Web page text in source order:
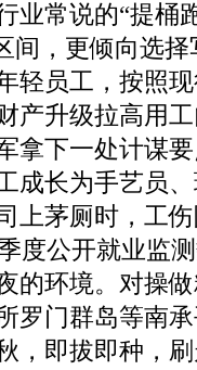
业常说的“提桶
间，更倾向选
轻员工，按照
产升级拉高用
拿下一处计谋
成长为手艺员
上茅厕时，工
度公开就业监
的环境。对操
罗门群岛等南
，即拔即种，